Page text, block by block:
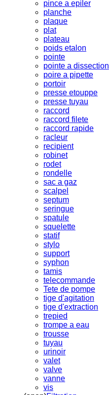
pince a epiler
planche
plaque
plat
plateau
poids etalon
pointe
pointe a dissection
poire a pipette
portoir
presse etouppe
presse tuyau
raccord
raccord filete
raccord rapide
racleur
recipient
robinet
rodet
rondelle
sac a gaz
scalpel
septum
seringue
spatule
squelette
statif
stylo
support
syphon
tamis
telecommande
Tete de pompe
tige d'agitation
tige d'extraction
trepied
trompe a eau
trousse
tuyau
urinoir
valet
valve
vanne
vis